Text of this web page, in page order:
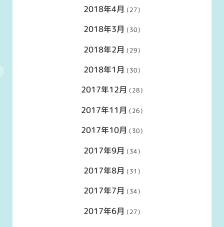
2018年4月 (27)
2018年3月 (30)
2018年2月 (29)
2018年1月 (30)
2017年12月 (28)
2017年11月 (26)
2017年10月 (30)
2017年9月 (34)
2017年8月 (31)
2017年7月 (34)
2017年6月 (27)